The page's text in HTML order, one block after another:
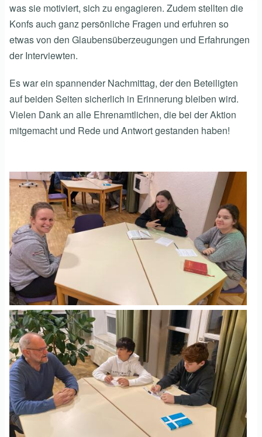
was sie motiviert, sich zu engagieren. Zudem stellten die
Konfs auch ganz persönliche Fragen und erfuhren so
etwas von den Glaubensüberzeugungen und Erfahrungen
der Interviewten.
Es war ein spannender Nachmittag, der den Beteiligten
auf beiden Seiten sicherlich in Erinnerung bleiben wird.
Vielen Dank an alle Ehrenamtlichen, die bei der Aktion
mitgemacht und Rede und Antwort gestanden haben!